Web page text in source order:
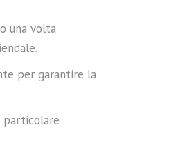
una volta
per garantire la
particolare